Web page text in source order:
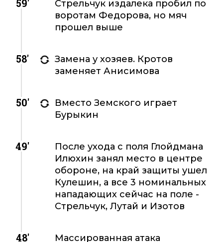
59'
Стрельчук издалека пробил по
воротам Федорова, но мяч
прошел выше
58'
Замена у хозяев. Кротов
заменяет Анисимова
50'
Вместо Земского играет
Бурыкин
49'
После ухода с поля Глойдмана
Илюхин занял место в центре
обороне, на край защиты ушел
Кулешин, а все 3 номинальных
нападающих сейчас на поле -
Стрельчук, Лутай и Изотов
48'
Массированная атака